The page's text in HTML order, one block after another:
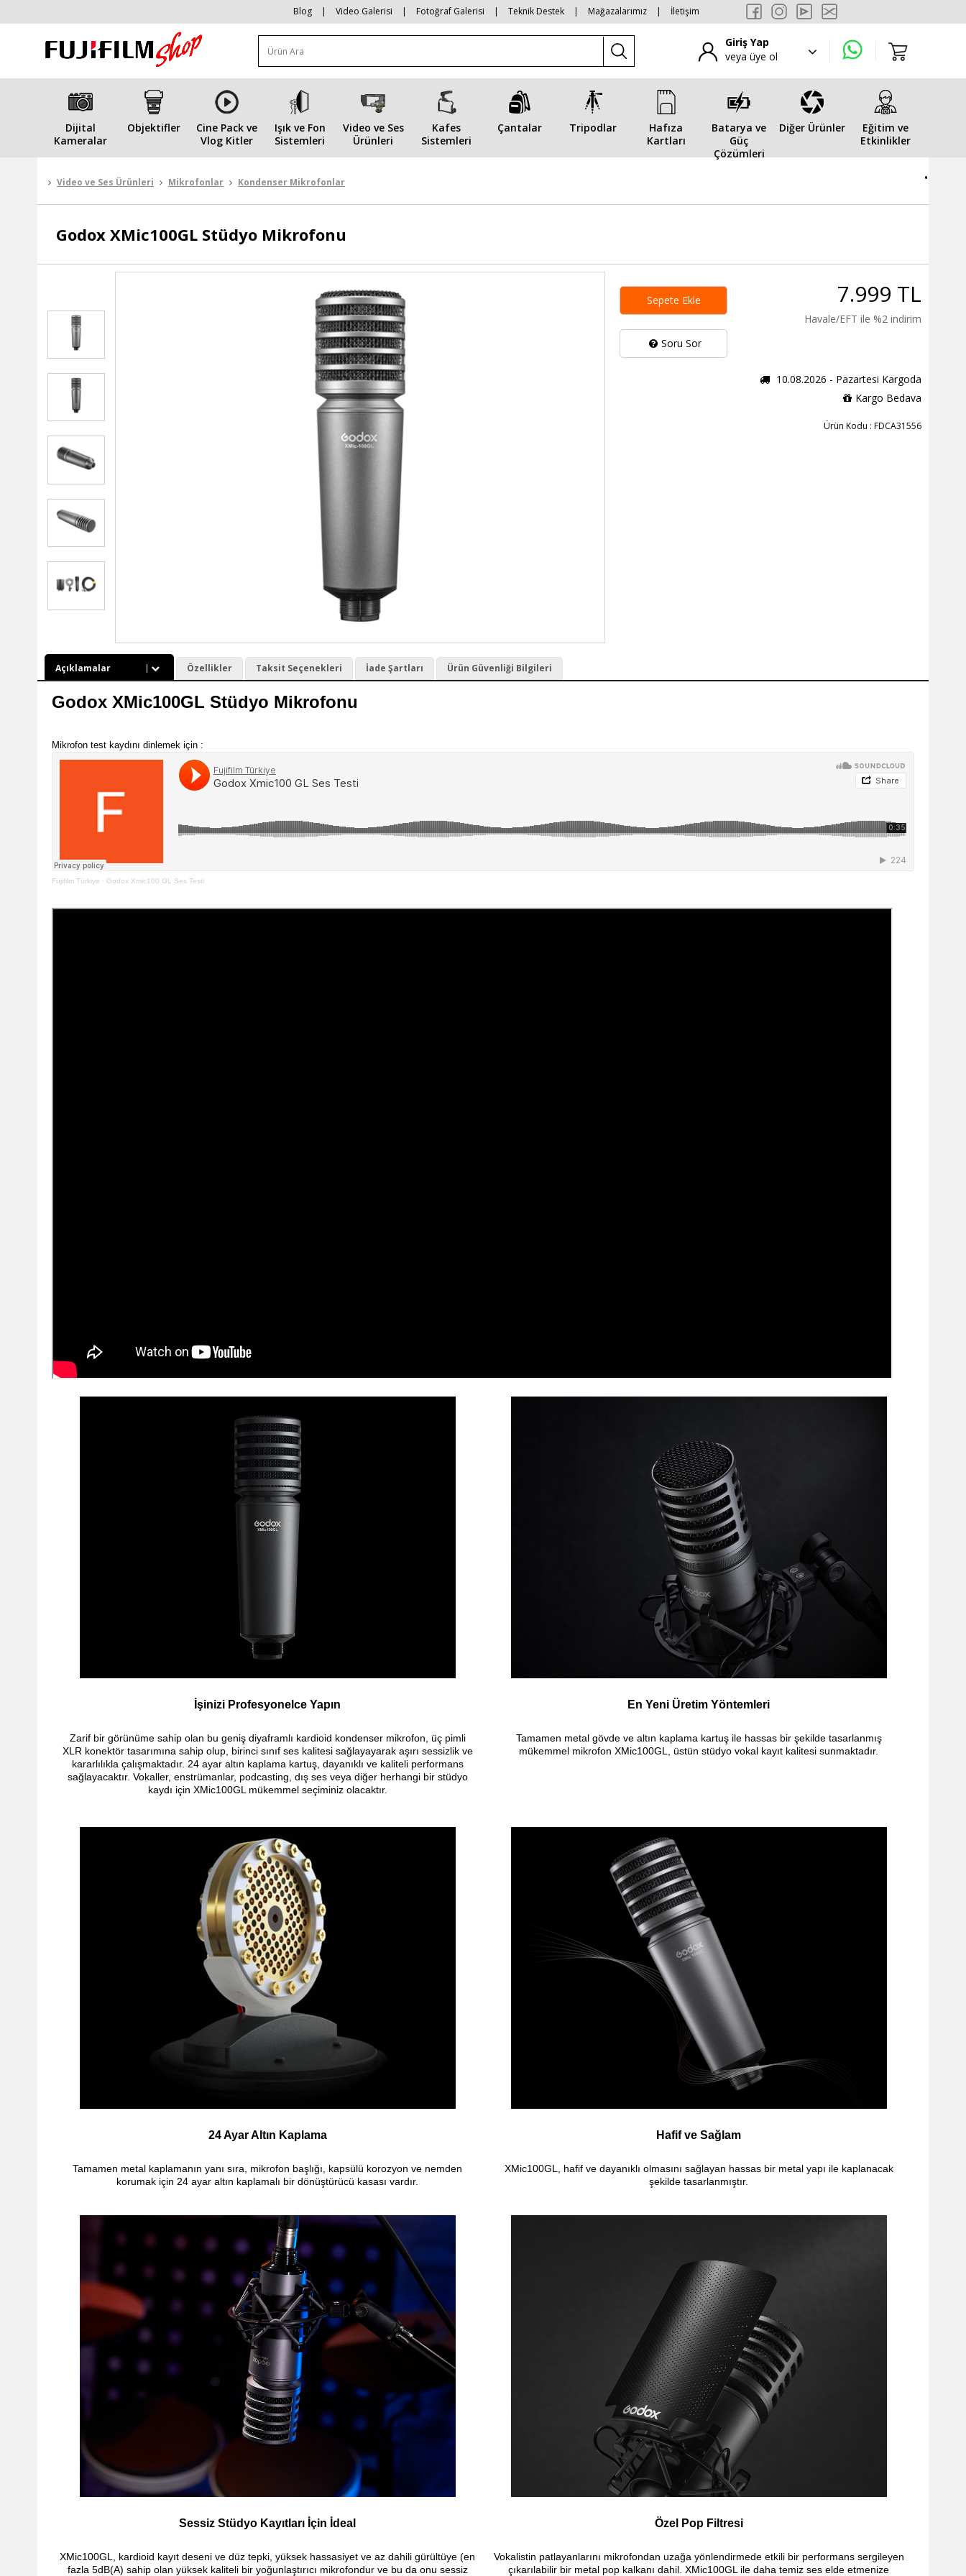
Blog | Video Galerisi | Fotoğraf Galerisi | Teknik Destek | Mağazalarımız | İletişim
Giriş Yap
veya üye ol
Dijital
Kameralar
Objektifler
Cine Pack ve
Vlog Kitler
Işık ve Fon
Sistemleri
Video ve Ses
Ürünleri
Kafes
Sistemleri
Çantalar Tripodlar
Hafıza
Kartları
Batarya ve
Güç
Çözümleri
Diğer Ürünler
Eğitim ve
Etkinlikler
.
Video ve Ses Ürünleri Mikrofonlar Kondenser Mikrofonlar
Godox XMic100GL Stüdyo Mikrofonu
Sepete Ekle
Soru Sor
7.999 TL
Havale/EFT ile %2 indirim
10.08.2026 - Pazartesi Kargoda
Kargo Bedava
Ürün Kodu : FDCA31556
Açıklamalar Özellikler Taksit Seçenekleri İade Şartları Ürün Güvenliği Bilgileri
Godox XMic100GL Stüdyo Mikrofonu
Mikrofon test kaydını dinlemek için :
Fujifilm Türkiye · Godox Xmic100 GL Ses Testi
İşinizi Profesyonelce Yapın
Zarif bir görünüme sahip olan bu geniş diyaframlı kardioid kondenser mikrofon, üç pimli
XLR konektör tasarımına sahip olup, birinci sınıf ses kalitesi sağlayayarak aşırı sessizlik ve
kararlılıkla çalışmaktadır. 24 ayar altın kaplama kartuş, dayanıklı ve kaliteli performans
sağlayacaktır. Vokaller, enstrümanlar, podcasting, dış ses veya diğer herhangi bir stüdyo
kaydı için XMic100GL mükemmel seçiminiz olacaktır.
En Yeni Üretim Yöntemleri
Tamamen metal gövde ve altın kaplama kartuş ile hassas bir şekilde tasarlanmış
mükemmel mikrofon XMic100GL, üstün stüdyo vokal kayıt kalitesi sunmaktadır.
24 Ayar Altın Kaplama
Tamamen metal kaplamanın yanı sıra, mikrofon başlığı, kapsülü korozyon ve nemden
korumak için 24 ayar altın kaplamalı bir dönüştürücü kasası vardır.
Hafif ve Sağlam
XMic100GL, hafif ve dayanıklı olmasını sağlayan hassas bir metal yapı ile kaplanacak
şekilde tasarlanmıştır.
Sessiz Stüdyo Kayıtları İçin İdeal
XMic100GL, kardioid kayıt deseni ve düz tepki, yüksek hassasiyet ve az dahili gürültüye (en
fazla 5dB(A) sahip olan yüksek kaliteli bir yoğunlaştırıcı mikrofondur ve bu da onu sessiz
Özel Pop Filtresi
Vokalistin patlayanlarını mikrofondan uzağa yönlendirmede etkili bir performans sergileyen
çıkarılabilir bir metal pop kalkanı dahil. XMic100GL ile daha temiz ses elde etmenize